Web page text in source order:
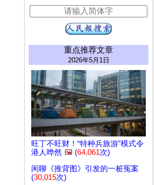
重点推荐文章
2026年5月1日
旺丁不旺财！“特种兵旅游”模式令
港人哗然 🖼️ (64,061次)
闲聊《推背图》引发的一桩冤案
(30,015次)